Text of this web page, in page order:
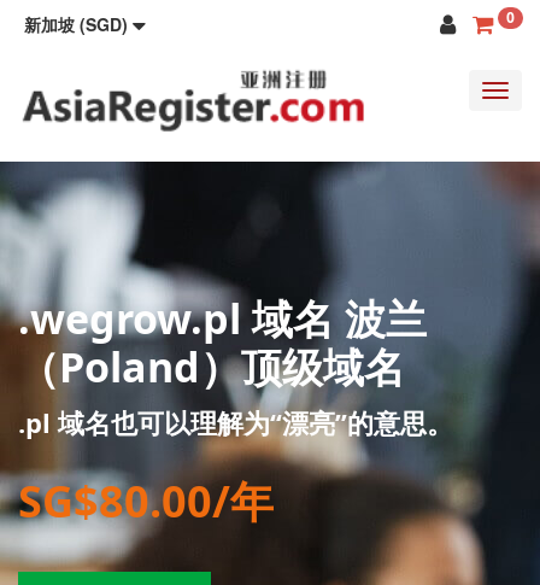
新加坡 (SGD) 0
.wegrow.pl 域名 波兰
（Poland）顶级域名
.pl 域名也可以理解为“漂亮”的意思。
SG$80.00/年